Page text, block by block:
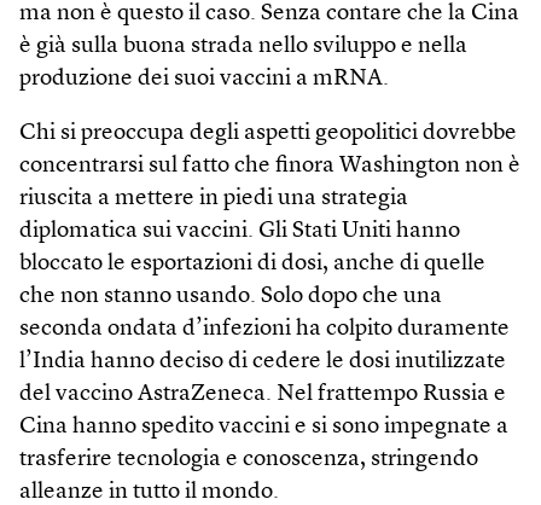
ma non è questo il caso. Senza contare che la Cina
è già sulla buona strada nello sviluppo e nella
produzione dei suoi vaccini a mRNA.
Chi si preoccupa degli aspetti geopolitici dovrebbe
concentrarsi sul fatto che finora Washington non è
riuscita a mettere in piedi una strategia
diplomatica sui vaccini. Gli Stati Uniti hanno
bloccato le esportazioni di dosi, anche di quelle
che non stanno usando. Solo dopo che una
seconda ondata d’infezioni ha colpito duramente
l’India hanno deciso di cedere le dosi inutilizzate
del vaccino AstraZeneca. Nel frattempo Russia e
Cina hanno spedito vaccini e si sono impegnate a
trasferire tecnologia e conoscenza, stringendo
alleanze in tutto il mondo.